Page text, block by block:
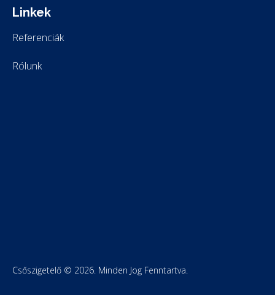
Linkek
Referenciák
Rólunk
Csőszigetelő © 2026. Minden Jog Fenntartva.